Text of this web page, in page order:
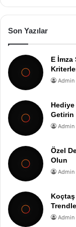
Son Yazılar
E
Admin
Getirin
Admin
Özel
Olun
Admin
Admin